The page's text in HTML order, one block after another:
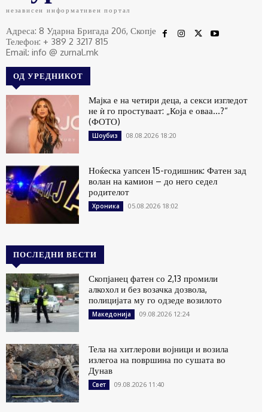
независен информативен портал
Адреса: 8 Ударна Бригада 20б, Скопје
Телефон: + 389 2 3217 815
Email: info @ zurnal.mk
ОД УРЕДНИКОТ
Мајка е на четири деца, а секси изгледот
не ѝ го простуваат: „Која е оваа…?“
(ФОТО)
Шоубиз 08.08.2026 18:20
Ноќеска уапсен 15-годишник: Фатен зад
волан на камион – до него седел
родителот
Хроника 05.08.2026 18:02
ПОСЛЕДНИ ВЕСТИ
Скопјанец фатен со 2,13 промили
алкохол и без возачка дозвола,
полицијата му го одзеде возилото
Македонија 09.08.2026 12:24
Тела на хитлерови војници и возила
излегоа на површина по сушата во
Дунав
Свет 09.08.2026 11:40